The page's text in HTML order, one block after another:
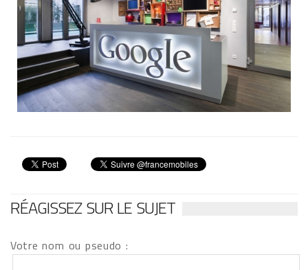
RÉAGISSEZ SUR LE SUJET
Votre nom ou pseudo :